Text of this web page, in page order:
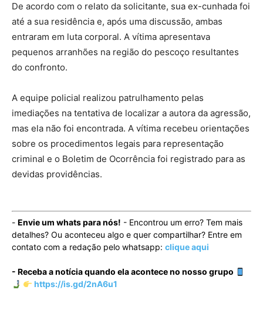
De acordo com o relato da solicitante, sua ex-cunhada foi
até a sua residência e, após uma discussão, ambas
entraram em luta corporal. A vítima apresentava
pequenos arranhões na região do pescoço resultantes
do confronto.
A equipe policial realizou patrulhamento pelas
imediações na tentativa de localizar a autora da agressão,
mas ela não foi encontrada. A vítima recebeu orientações
sobre os procedimentos legais para representação
criminal e o Boletim de Ocorrência foi registrado para as
devidas providências.
- Envie um whats para nós! - Encontrou um erro? Tem mais
detalhes? Ou aconteceu algo e quer compartilhar? Entre em
contato com a redação pelo whatsapp: clique aqui
- Receba a notícia quando ela acontece no nosso grupo
https://is.gd/2nA6u1